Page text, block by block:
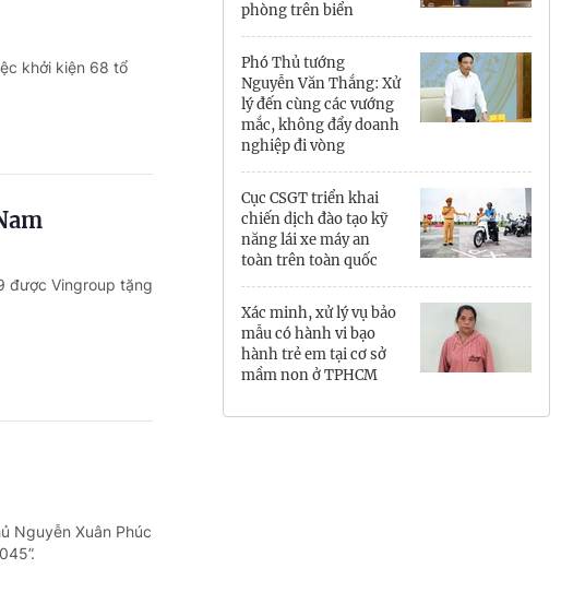
Đồng Tháp
Gia Lai
Hồ Chí Minh
Hà Tĩnh
Hưng Yên
Hải Phòng
khởi kiện 68 tổ
được Vingroup tặng
Nguyễn Xuân Phúc
phòng trên biển
Phó Thủ tướng
Nguyễn Văn Thắng: Xử
lý đến cùng các vướng
mắc, không đẩy doanh
nghiệp đi vòng
Cục CSGT triển khai
chiến dịch đào tạo kỹ
năng lái xe máy an
toàn trên toàn quốc
Xác minh, xử lý vụ bảo
mẫu có hành vi bạo
hành trẻ em tại cơ sở
mầm non ở TPHCM